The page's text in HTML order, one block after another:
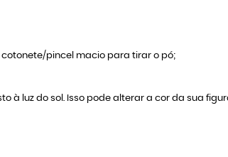
pincel macio para tirar o pó;
à luz do sol. Isso pode alterar a cor da sua